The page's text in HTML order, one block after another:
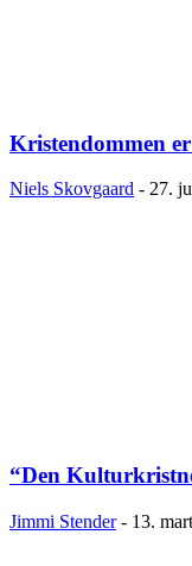
Kristendommen
Niels Skovgaard - 27.
“Den
Jimmi Stender - 13.